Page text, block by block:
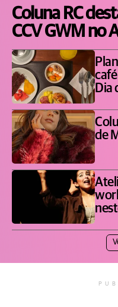
Coluna RC
CCV GWM no
Dia
de